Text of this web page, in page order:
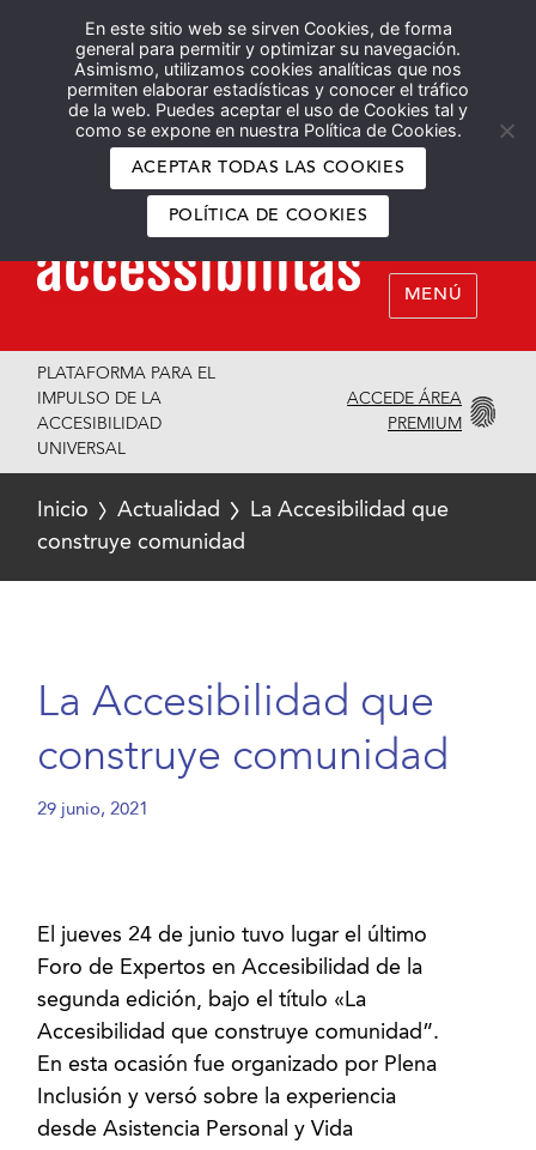
En este sitio web se sirven Cookies, de forma
general para permitir y optimizar su navegación.
Asimismo, utilizamos cookies analíticas que nos
permiten elaborar estadísticas y conocer el tráfico
de la web. Puedes aceptar el uso de Cookies tal y
como se expone en nuestra Política de Cookies.
ACEPTAR TODAS LAS COOKIES
POLÍTICA DE COOKIES
Español English
MENÚ
PLATAFORMA PARA EL
IMPULSO DE LA
ACCESIBILIDAD
UNIVERSAL
ACCEDE ÁREA
PREMIUM
Inicio Actualidad
La Accesibilidad que
construye comunidad
La Accesibilidad que
construye comunidad
29 junio, 2021
El jueves 24 de junio tuvo lugar el último
Foro de Expertos en Accesibilidad de la
segunda edición, bajo el título «La
Accesibilidad que construye comunidad”.
En esta ocasión fue organizado por Plena
Inclusión y versó sobre la experiencia
desde Asistencia Personal y Vida